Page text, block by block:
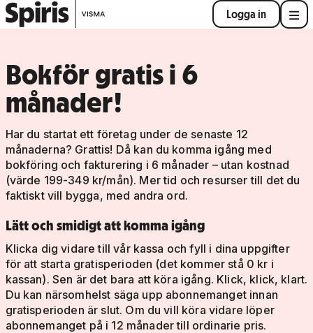
Logga in
Bokför gratis i 6
månader!
Har du startat ett företag under de senaste 12
månaderna? Grattis! Då kan du komma igång med
bokföring och fakturering i 6 månader – utan kostnad
(värde 199-349 kr/mån). Mer tid och resurser till det du
faktiskt vill bygga, med andra ord.
Lätt och smidigt att komma igång
Klicka dig vidare till vår kassa och fyll i dina uppgifter
för att starta gratisperioden (det kommer stå 0 kr i
kassan). Sen är det bara att köra igång. Klick, klick, klart.
Du kan närsomhelst säga upp abonnemanget innan
gratisperioden är slut. Om du vill köra vidare löper
abonnemanget på i 12 månader till ordinarie pris.